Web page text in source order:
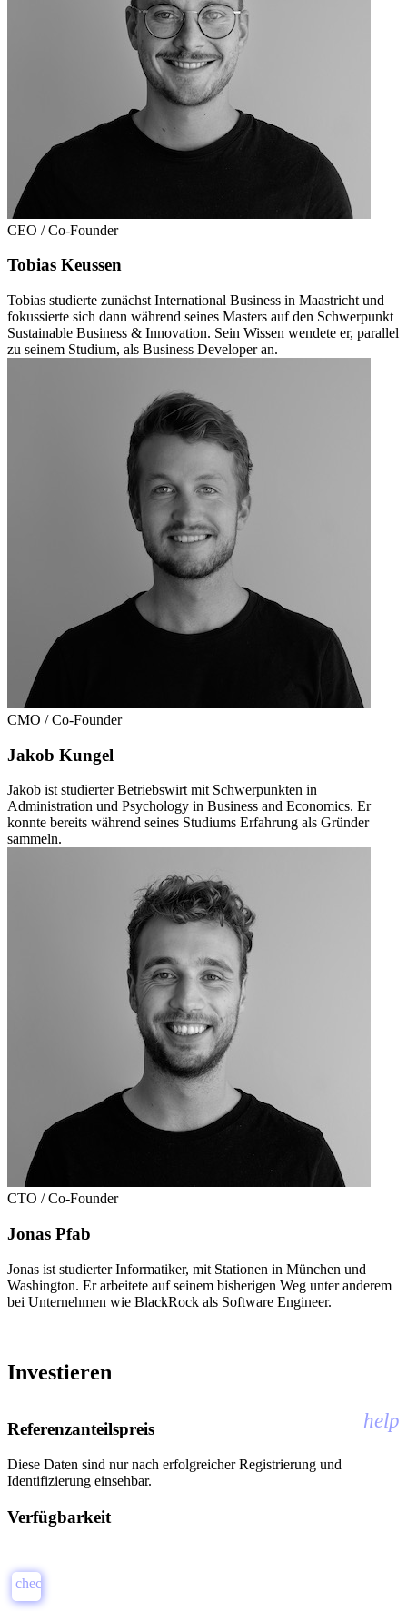
CEO / Co-Founder
Tobias Keussen
Tobias studierte zunächst International Business in Maastricht und
fokussierte sich dann während seines Masters auf den Schwerpunkt
Sustainable Business & Innovation. Sein Wissen wendete er, parallel
zu seinem Studium, als Business Developer an.
CMO / Co-Founder
Jakob Kungel
Jakob ist studierter Betriebswirt mit Schwerpunkten in
Administration und Psychology in Business and Economics. Er
konnte bereits während seines Studiums Erfahrung als Gründer
sammeln.
CTO / Co-Founder
Jonas Pfab
Jonas ist studierter Informatiker, mit Stationen in München und
Washington. Er arbeitete auf seinem bisherigen Weg unter anderem
bei Unternehmen wie BlackRock als Software Engineer.
Investieren
Referenzanteilspreis help
Diese Daten sind nur nach erfolgreicher Registrierung und
Identifizierung einsehbar.
Verfügbarkeit
check